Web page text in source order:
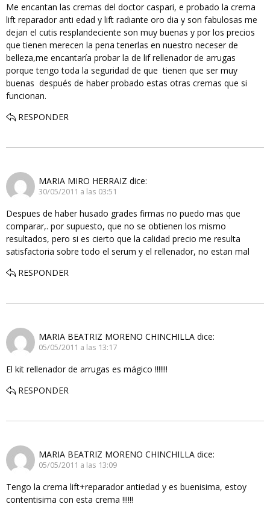
Me encantan las cremas del doctor caspari, e probado la crema
lift reparador anti edad y lift radiante oro dia y son fabulosas me
dejan el cutis resplandeciente son muy buenas y por los precios
que tienen merecen la pena tenerlas en nuestro neceser de
belleza,me encantaría probar la de lif rellenador de arrugas
porque tengo toda la seguridad de que tienen que ser muy
buenas después de haber probado estas otras cremas que si
funcionan.
RESPONDER
MARIA MIRO HERRAIZ dice:
30/05/2011 a las 03:51
Despues de haber husado grades firmas no puedo mas que
comparar,. por supuesto, que no se obtienen los mismo
resultados, pero si es cierto que la calidad precio me resulta
satisfactoria sobre todo el serum y el rellenador, no estan mal
RESPONDER
MARIA BEATRIZ MORENO CHINCHILLA dice:
05/05/2011 a las 13:17
El kit rellenador de arrugas es mágico !!!!!!!
RESPONDER
MARIA BEATRIZ MORENO CHINCHILLA dice:
05/05/2011 a las 13:09
Tengo la crema lift+reparador antiedad y es buenisima, estoy
contentisima con esta crema !!!!!!